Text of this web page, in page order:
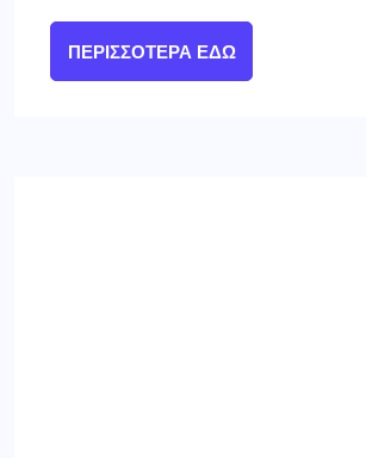
ΠΕΡΙΣΣΌΤΕΡΑ ΕΔΏ